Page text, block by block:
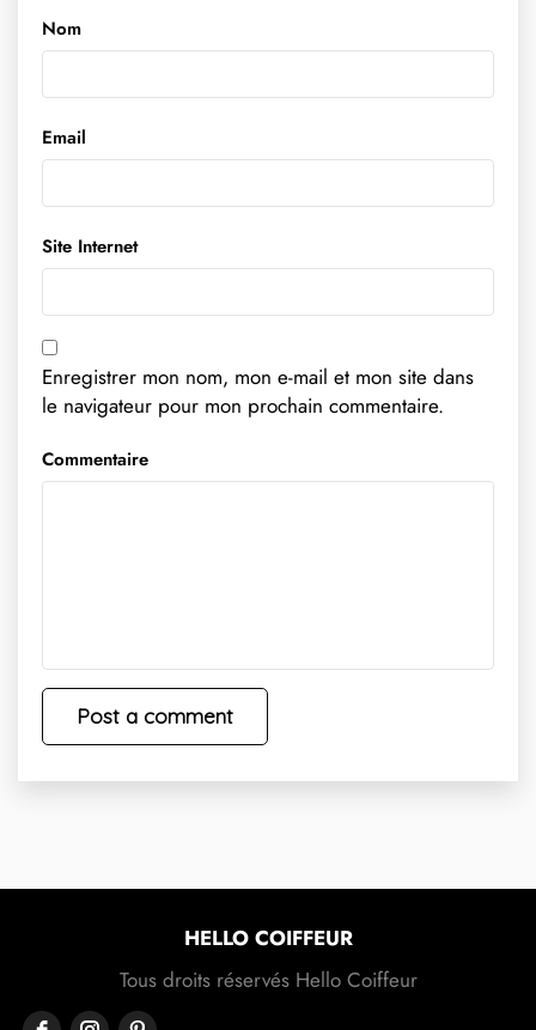
Nom
Email
Site Internet
Enregistrer mon nom, mon e-mail et mon site dans
le navigateur pour mon prochain commentaire.
Commentaire
HELLO COIFFEUR
Tous droits réservés Hello Coiffeur